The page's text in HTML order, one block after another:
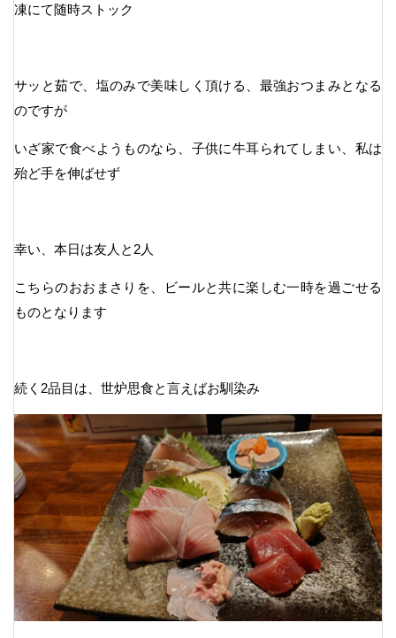
凍にて随時ストック
サッと茹で、塩のみで美味しく頂ける、最強おつまみとなる
のですが
いざ家で食べようものなら、子供に牛耳られてしまい、私は
殆ど手を伸ばせず
幸い、本日は友人と2人
こちらのおおまさりを、ビールと共に楽しむ一時を過ごせる
ものとなります
続く2品目は、世炉思食と言えばお馴染み